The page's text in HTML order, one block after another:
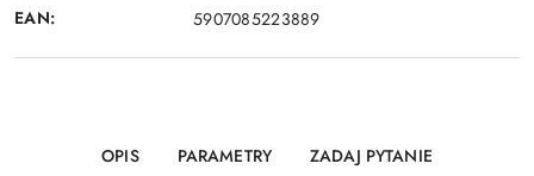
EAN: 5907085223889
OPIS PARAMETRY ZADAJ PYTANIE